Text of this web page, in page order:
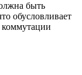
быть
обусловливает
коммутации